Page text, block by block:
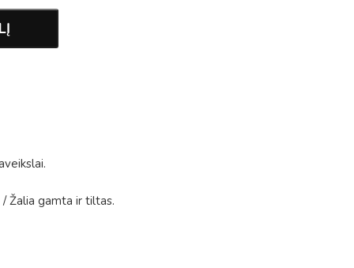
.
/Žalia gamta ir tiltas.